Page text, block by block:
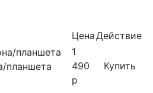
ЦенаДействие
планшета
1
490
р
Купить